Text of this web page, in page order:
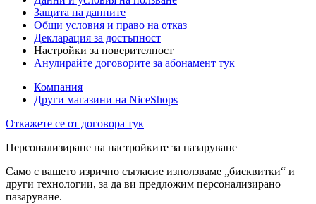
Защита на данните
Общи условия и право на отказ
Декларация за достъпност
Настройки за поверителност
Анулирайте договорите за абонамент тук
Компания
Други магазини на NiceShops
Откажете се от договора тук
Персонализиране на настройките за пазаруване
Само с вашето изрично съгласие използваме „бисквитки“ и
други технологии, за да ви предложим персонализирано
пазаруване.